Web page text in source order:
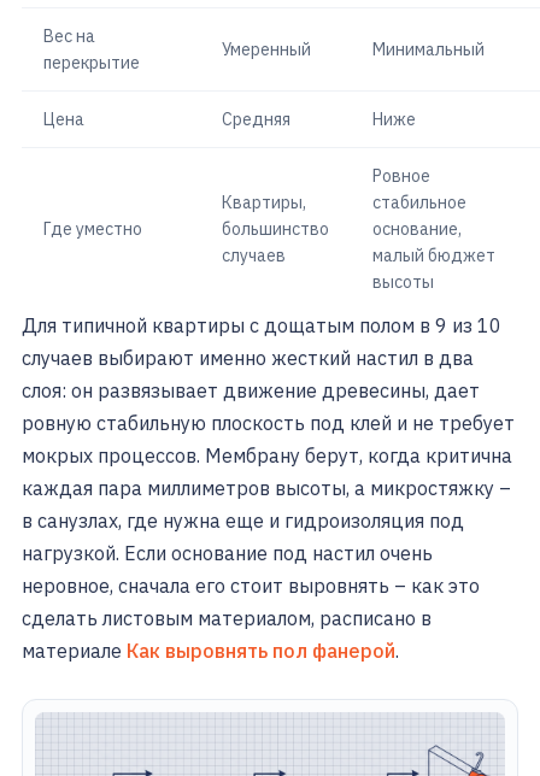
Вес на
перекрытие
Умеренный Минимальный
Цена Средняя Ниже
Где уместно
Квартиры,
большинство
случаев
Ровное
стабильное
основание,
малый бюджет
высоты
Для типичной квартиры с дощатым полом в 9 из 10
случаев выбирают именно жесткий настил в два
слоя: он развязывает движение древесины, дает
ровную стабильную плоскость под клей и не требует
мокрых процессов. Мембрану берут, когда критична
каждая пара миллиметров высоты, а микростяжку –
в санузлах, где нужна еще и гидроизоляция под
нагрузкой. Если основание под настил очень
неровное, сначала его стоит выровнять – как это
сделать листовым материалом, расписано в
материале Как выровнять пол фанерой.